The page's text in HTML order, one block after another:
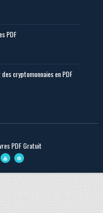
PDF
cryptomonnaies en PDF
PDF Gratuit